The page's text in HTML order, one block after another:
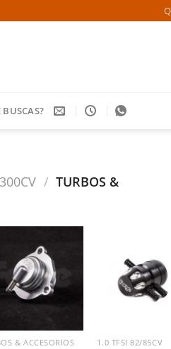
/ TURBOS &
Añadir
a la
lista de
deseos
& ACCESORIOS 1.0 TFSI 82/85CV